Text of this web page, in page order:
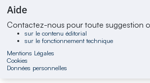
Aide
Contactez-nous pour toute suggestion
sur le contenu éditorial
sur le fonctionnement technique
Mentions Légales
Cookies
Données personnelles